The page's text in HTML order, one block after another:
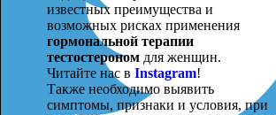
известных преимущества и
возможных рисках применения
гормональной терапии
тестостерономдля женщин.
Читайте нас в Instagram!
Также необходимо выявить
симптомы, признаки и условия, при